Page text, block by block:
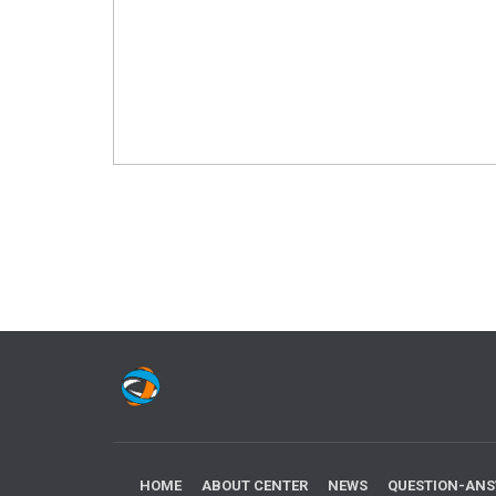
HOME ABOUT CENTER NEWS QUESTION-